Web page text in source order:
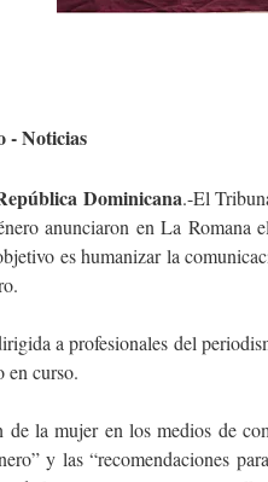
- Noticias
Dominicana.-El
anunciaron en La Romana
es humanizar la
a profesionales del
en curso.
de la mujer en los medios de
y las “recomendaciones